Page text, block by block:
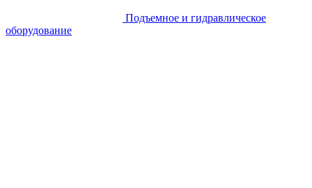
Подъемное и гидравлическое
оборудование